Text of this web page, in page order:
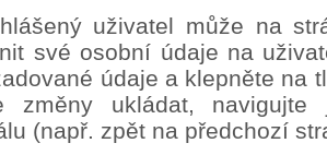
uživatel může na
své osobní údaje na
údaje a klepněte na
změny ukládat, navigujte
(např. zpět na předchozí